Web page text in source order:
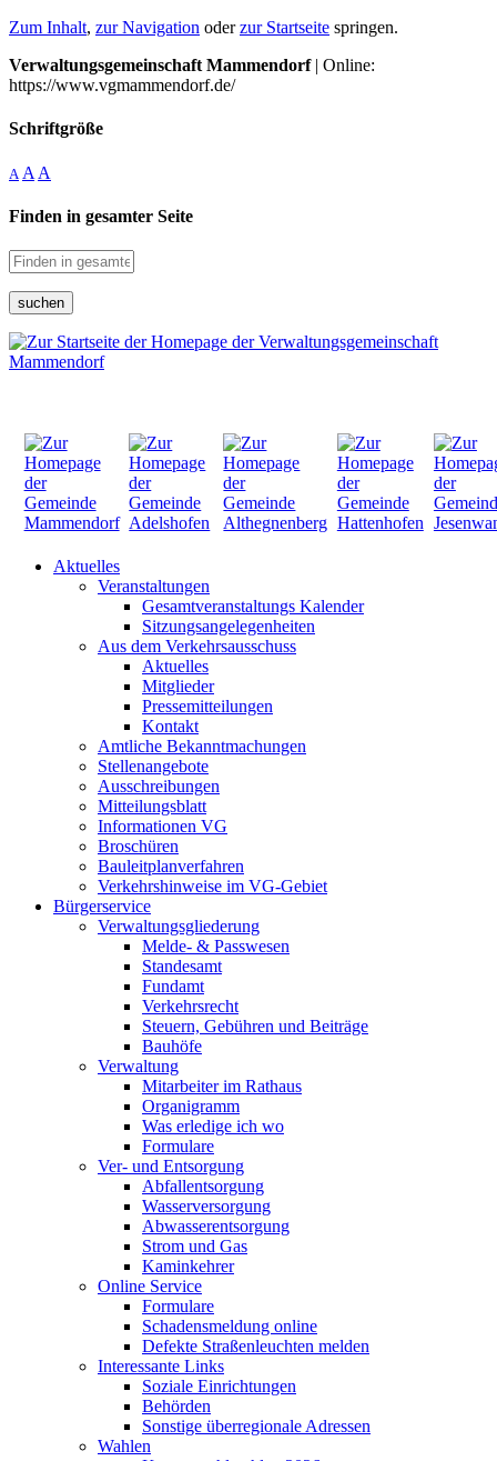
Zum Inhalt, zur Navigation oderzur Startseite springen.
Verwaltungsgemeinschaft Mammendorf| Online:
https://www.vgmammendorf.de/
Schriftgröße
A A A
Finden in gesamter Seite
suchen
Aktuelles
Veranstaltungen
Gesamtveranstaltungs Kalender
Sitzungsangelegenheiten
Aus dem Verkehrsausschuss
Aktuelles
Mitglieder
Pressemitteilungen
Kontakt
Amtliche Bekanntmachungen
Stellenangebote
Ausschreibungen
Mitteilungsblatt
Informationen VG
Broschüren
Bauleitplanverfahren
Verkehrshinweise im VG-Gebiet
Bürgerservice
Verwaltungsgliederung
Melde- & Passwesen
Standesamt
Fundamt
Verkehrsrecht
Steuern, Gebühren und Beiträge
Bauhöfe
Verwaltung
Mitarbeiter im Rathaus
Organigramm
Was erledige ich wo
Formulare
Ver- und Entsorgung
Abfallentsorgung
Wasserversorgung
Abwasserentsorgung
Strom und Gas
Kaminkehrer
Online Service
Formulare
Schadensmeldung online
Defekte Straßenleuchten melden
Interessante Links
Soziale Einrichtungen
Behörden
Sonstige überregionale Adressen
Wahlen